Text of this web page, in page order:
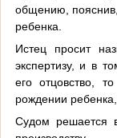
общению,
ребенка.
Истец просит
экспертизу, и в
его отцовство,
рождении
Судом решается